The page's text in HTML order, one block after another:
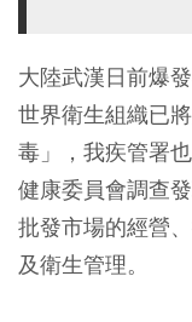
大陸武漢日前爆
世界衛生組織已
毒」，我疾管署
健康委員會調查
批發市場的經營
及衛生管理。